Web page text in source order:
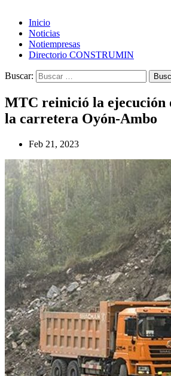
Inicio
Noticias
Notiempresas
Directorio CONSTRUMIN
Buscar:
MTC reinició la ejecución
la carretera Oyón-Ambo
Feb 21, 2023